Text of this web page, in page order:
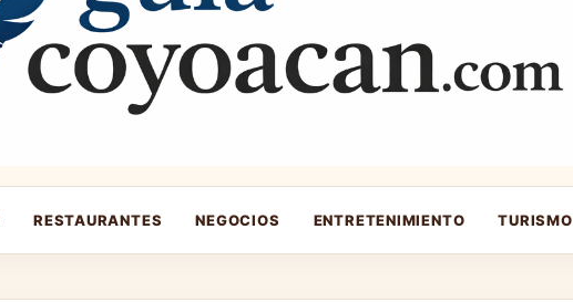
RESTAURANTES NEGOCIOS ENTRETENIMIENTO TURISMO